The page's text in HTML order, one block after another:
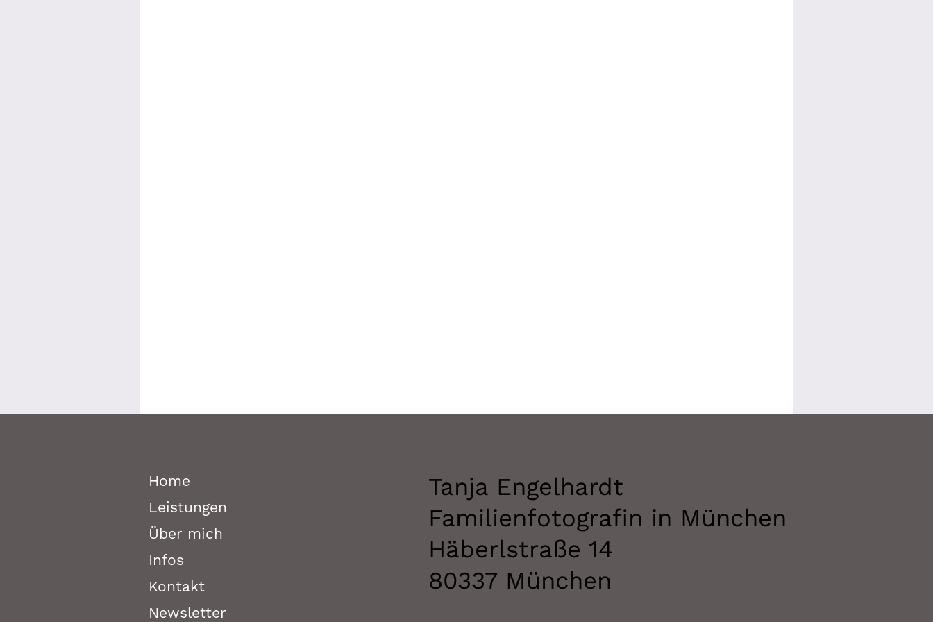
Home
Leistungen
Über mich
Infos
Kontakt
Newsletter
Tanja Engelhardt
Familienfotografin in München
Häberlstraße 14
80337 München